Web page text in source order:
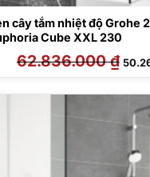
cây tắm nhiệt độ Grohe
Cube XXL 230
62.836.000₫ Giá
gốc
là: